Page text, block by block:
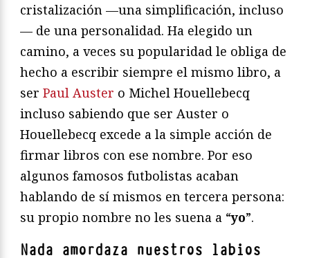
cristalización —una simplificación, incluso
— de una personalidad. Ha elegido un
camino, a veces su popularidad le obliga de
hecho a escribir siempre el mismo libro, a
ser Paul Auster o Michel Houellebecq
incluso sabiendo que ser Auster o
Houellebecq excede a la simple acción de
firmar libros con ese nombre. Por eso
algunos famosos futbolistas acaban
hablando de sí mismos en tercera persona:
su propio nombre no les suena a “yo”.
Nada amordaza nuestros labios